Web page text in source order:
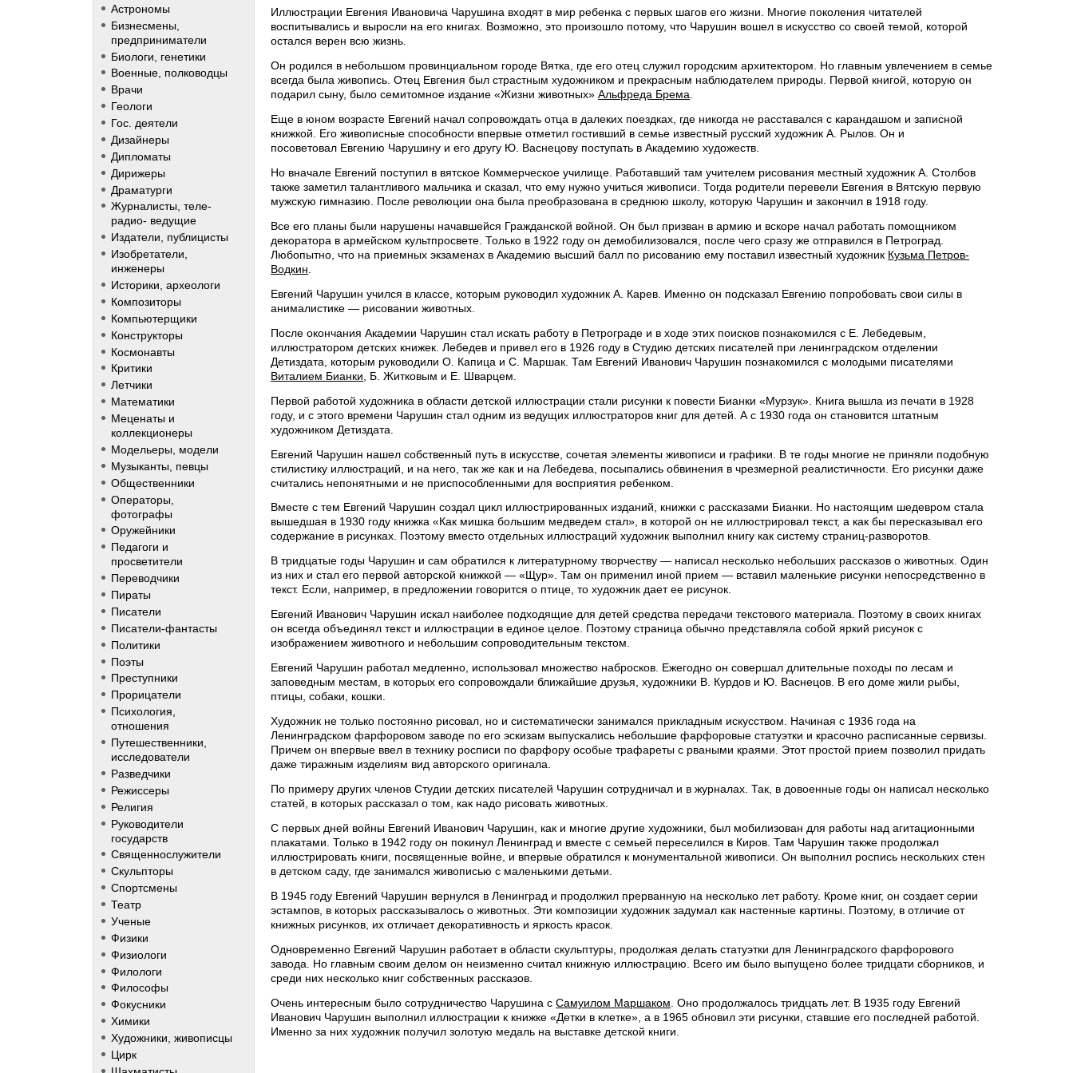
Астрономы
Бизнесмены,
предприниматели
Биологи, генетики
Военные, полководцы
Врачи
Геологи
Гос. деятели
Дизайнеры
Дипломаты
Дирижеры
Драматурги
Журналисты, теле-
радио- ведущие
Издатели, публицисты
Изобретатели,
инженеры
Историки, археологи
Композиторы
Компьютерщики
Конструкторы
Космонавты
Критики
Летчики
Математики
Меценаты и
коллекционеры
Модельеры, модели
Музыканты, певцы
Общественники
Операторы,
фотографы
Оружейники
Педагоги и
просветители
Переводчики
Пираты
Писатели
Писатели-фантасты
Политики
Поэты
Преступники
Прорицатели
Психология,
отношения
Путешественники,
исследователи
Разведчики
Режиссеры
Религия
Руководители
государств
Священнослужители
Скульпторы
Спортсмены
Театр
Ученые
Физики
Физиологи
Филологи
Философы
Фокусники
Химики
Художники, живописцы
Цирк
Иллюстрации Евгения Ивановича Чарушина входят в мир ребенка с первых шагов его жизни. Многие поколения читателей
воспитывались и выросли на его книгах. Возможно, это произошло потому, что Чарушин вошел в искусство со своей темой, которой
остался верен всю жизнь.
Он родился в небольшом провинциальном городе Вятка, где его отец служил городским архитектором. Но главным увлечением в семье
всегда была живопись. Отец Евгения был страстным художником и прекрасным наблюдателем природы. Первой книгой, которую он
подарил сыну, было семитомное издание «Жизни животных»Альфреда Брема
Еще в юном возрасте Евгений начал сопровождать отца в далеких поездках, где никогда не расставался с карандашом и записной
книжкой. Его живописные способности впервые отметил гостивший в семье известный русский художник А. Рылов. Он и
посоветовал Евгению Чарушину и его другу Ю. Васнецову поступать в Академию художеств.
Но вначале Евгений поступил в вятское Коммерческое училище. Работавший там учителем рисования местный художник А. Столбов
также заметил талантливого мальчика и сказал, что ему нужно учиться живописи. Тогда родители перевели Евгения в Вятскую первую
мужскую гимназию. После революции она была преобразована в среднюю школу, которую Чарушин и закончил в 1918 году.
Все его планы были нарушены начавшейся Гражданской войной. Он был призван в армию и вскоре начал работать помощником
декоратора в армейском культпросвете. Только в 1922 году он демобилизовался, после чего сразу же отправился в Петроград.
Любопытно, что на приемных экзаменах в Академию высший балл по рисованию ему поставил известный художник Кузьма Петров-
Водкин
Евгений Чарушин учился в классе, которым руководил художник А. Карев. Именно он подсказал Евгению попробовать свои силы в
анималистике — рисовании животных.
После окончания Академии Чарушин стал искать работу в Петрограде и в ходе этих поисков познакомился с Е. Лебедевым,
иллюстратором детских книжек. Лебедев и привел его в 1926 году в Студию детских писателей при ленинградском отделении
Детиздата, которым руководили О. Капица и С. Маршак. Там Евгений Иванович Чарушин познакомился с молодыми писателями
Виталием Бианки , Б. Житковым и Е. Шварцем.
Первой работой художника в области детской иллюстрации стали рисунки к повести Бианки «Мурзук». Книга вышла из печати в 1928
году, и с этого времени Чарушин стал одним из ведущих иллюстраторов книг для детей. А с 1930 года он становится штатным
художником Детиздата.
Евгений Чарушин нашел собственный путь в искусстве, сочетая элементы живописи и графики. В те годы многие не приняли подобную
стилистику иллюстраций, и на него, так же как и на Лебедева, посыпались обвинения в чрезмерной реалистичности. Его рисунки даже
считались непонятными и не приспособленными для восприятия ребенком.
Вместе с тем Евгений Чарушин создал цикл иллюстрированных изданий, книжки с рассказами Бианки. Но настоящим шедевром стала
вышедшая в 1930 году книжка «Как мишка большим медведем стал», в которой он не иллюстрировал текст, а как бы пересказывал его
содержание в рисунках. Поэтому вместо отдельных иллюстраций художник выполнил книгу как систему страниц-разворотов.
В тридцатые годы Чарушин и сам обратился к литературному творчеству — написал несколько небольших рассказов о животных. Один
из них и стал его первой авторской книжкой — «Щур». Там он применил иной прием — вставил маленькие рисунки непосредственно в
текст. Если, например, в предложении говорится о птице, то художник дает ее рисунок.
Евгений Иванович Чарушин искал наиболее подходящие для детей средства передачи текстового материала. Поэтому в своих книгах
он всегда объединял текст и иллюстрации в единое целое. Поэтому страница обычно представляла собой яркий рисунок с
изображением животного и небольшим сопроводительным текстом.
Евгений Чарушин работал медленно, использовал множество набросков. Ежегодно он совершал длительные походы по лесам и
заповедным местам, в которых его сопровождали ближайшие друзья, художники В. Курдов и Ю. Васнецов. В его доме жили рыбы,
птицы, собаки, кошки.
Художник не только постоянно рисовал, но и систематически занимался прикладным искусством. Начиная с 1936 года на
Ленинградском фарфоровом заводе по его эскизам выпускались небольшие фарфоровые статуэтки и красочно расписанные сервизы.
Причем он впервые ввел в технику росписи по фарфору особые трафареты с рваными краями. Этот простой прием позволил придать
даже тиражным изделиям вид авторского оригинала.
По примеру других членов Студии детских писателей Чарушин сотрудничал и в журналах. Так, в довоенные годы он написал несколько
статей, в которых рассказал о том, как надо рисовать животных.
С первых дней войны Евгений Иванович Чарушин, как и многие другие художники, был мобилизован для работы над агитационными
плакатами. Только в 1942 году он покинул Ленинград и вместе с семьей переселился в Киров. Там Чарушин также продолжал
иллюстрировать книги, посвященные войне, и впервые обратился к монументальной живописи. Он выполнил роспись нескольких стен
в детском саду, где занимался живописью с маленькими детьми.
В 1945 году Евгений Чарушин вернулся в Ленинград и продолжил прерванную на несколько лет работу. Кроме книг, он создает серии
эстампов, в которых рассказывалось о животных. Эти композиции художник задумал как настенные картины. Поэтому, в отличие от
книжных рисунков, их отличает декоративность и яркость красок.
Одновременно Евгений Чарушин работает в области скульптуры, продолжая делать статуэтки для Ленинградского фарфорового
завода. Но главным своим делом он неизменно считал книжную иллюстрацию. Всего им было выпущено более тридцати сборников, и
среди них несколько книг собственных рассказов.
Очень интересным было сотрудничество Чарушина сСамуилом Маршаком . Оно продолжалось тридцать лет. В 1935 году Евгений
Иванович Чарушин выполнил иллюстрации к книжке «Детки в клетке», а в 1965 обновил эти рисунки, ставшие его последней работой.
Именно за них художник получил золотую медаль на выставке детской книги.